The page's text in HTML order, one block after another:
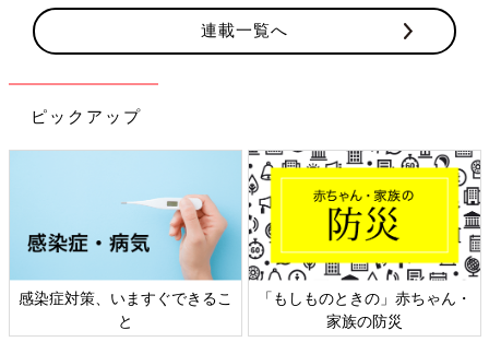
連載一覧へ
ピックアップ
感染症対策、いますぐできるこ
と
「もしものときの」赤ちゃん・
家族の防災